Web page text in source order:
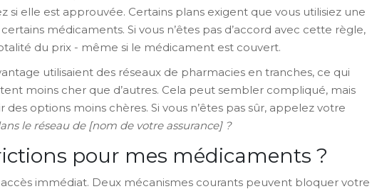
si elle est approuvée. Certains plans exigent que vous utilisiez une
médicaments. Si vous n’êtes pas d’accord avec cette règle,
du prix - même si le médicament est couvert.
utilisaient des réseaux de pharmacies en tranches, ce qui
moins cher que d’autres. Cela peut sembler compliqué, mais
des options moins chères. Si vous n’êtes pas sûr, appelez votre
le réseau de [nom de votre assurance] ?
pour mes médicaments ?
immédiat. Deux mécanismes courants peuvent bloquer votre